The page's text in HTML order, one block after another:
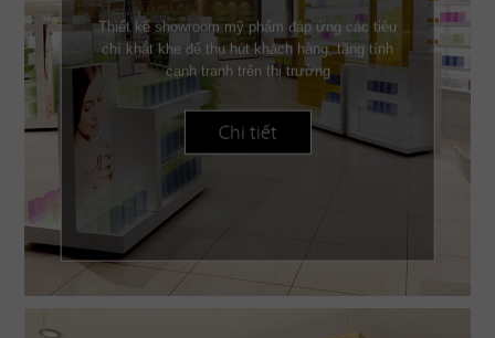
Thiết kế showroom mỹ phẩm đáp ứng các tiêu
chí khắt khe để thu hút khách hàng, tăng tính
cạnh tranh trên thị trường
Chi tiết